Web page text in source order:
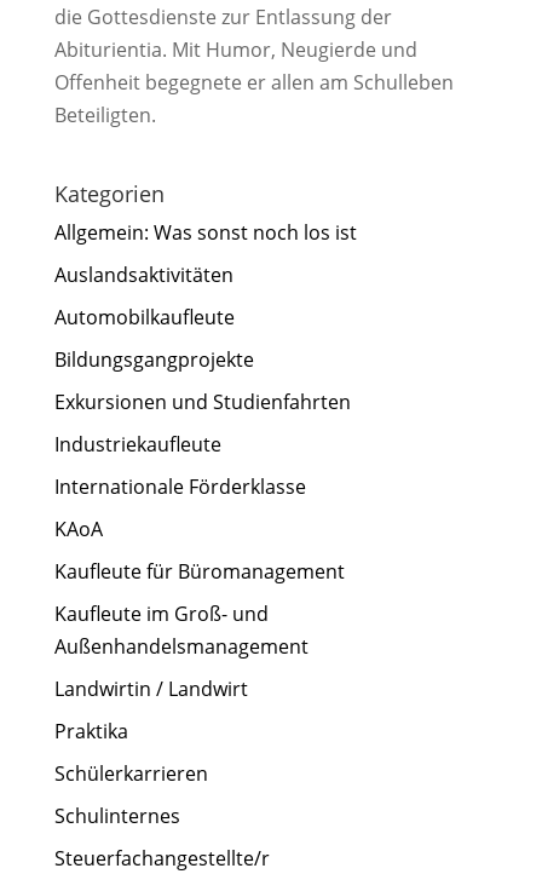
die Gottesdienste zur Entlassung der
Abiturientia. Mit Humor, Neugierde und
Offenheit begegnete er allen am Schulleben
Beteiligten.
Kategorien
Allgemein: Was sonst noch los ist
Auslandsaktivitäten
Automobilkaufleute
Bildungsgangprojekte
Exkursionen und Studienfahrten
Industriekaufleute
Internationale Förderklasse
KAoA
Kaufleute für Büromanagement
Kaufleute im Groß- und
Außenhandelsmanagement
Landwirtin / Landwirt
Praktika
Schülerkarrieren
Schulinternes
Steuerfachangestellte/r